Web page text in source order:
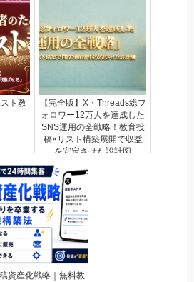
ト教
【完全版】X・Threads総フ
ォロワー12万人を達成した
SNS運用の全戦略！教育投
稿×リスト構築展開で収益
を安定させた設計図
資産化戦略｜無料教